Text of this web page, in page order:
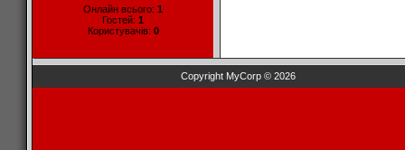
Онлайн всього: 1
Гостей: 1
Користувачів: 0
Copyright MyCorp © 2026